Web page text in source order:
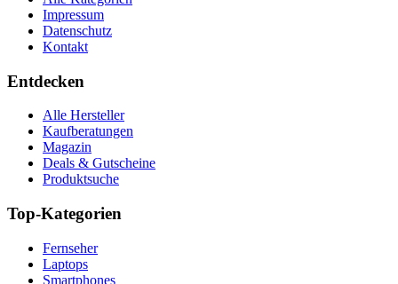
Impressum
Datenschutz
Kontakt
Entdecken
Alle Hersteller
Kaufberatungen
Magazin
Deals & Gutscheine
Produktsuche
Top-Kategorien
Fernseher
Laptops
Smartphones